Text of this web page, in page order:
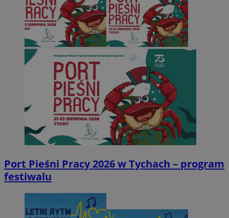
Port Pieśni Pracy 2026 w Tychach – program
festiwalu